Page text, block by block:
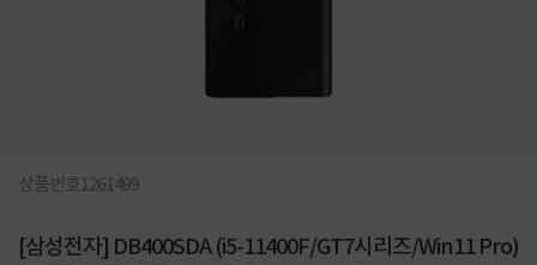
상품번호1261499
[삼성전자] DB400SDA (i5-11400F/GT7시리즈/Win11 Pro)